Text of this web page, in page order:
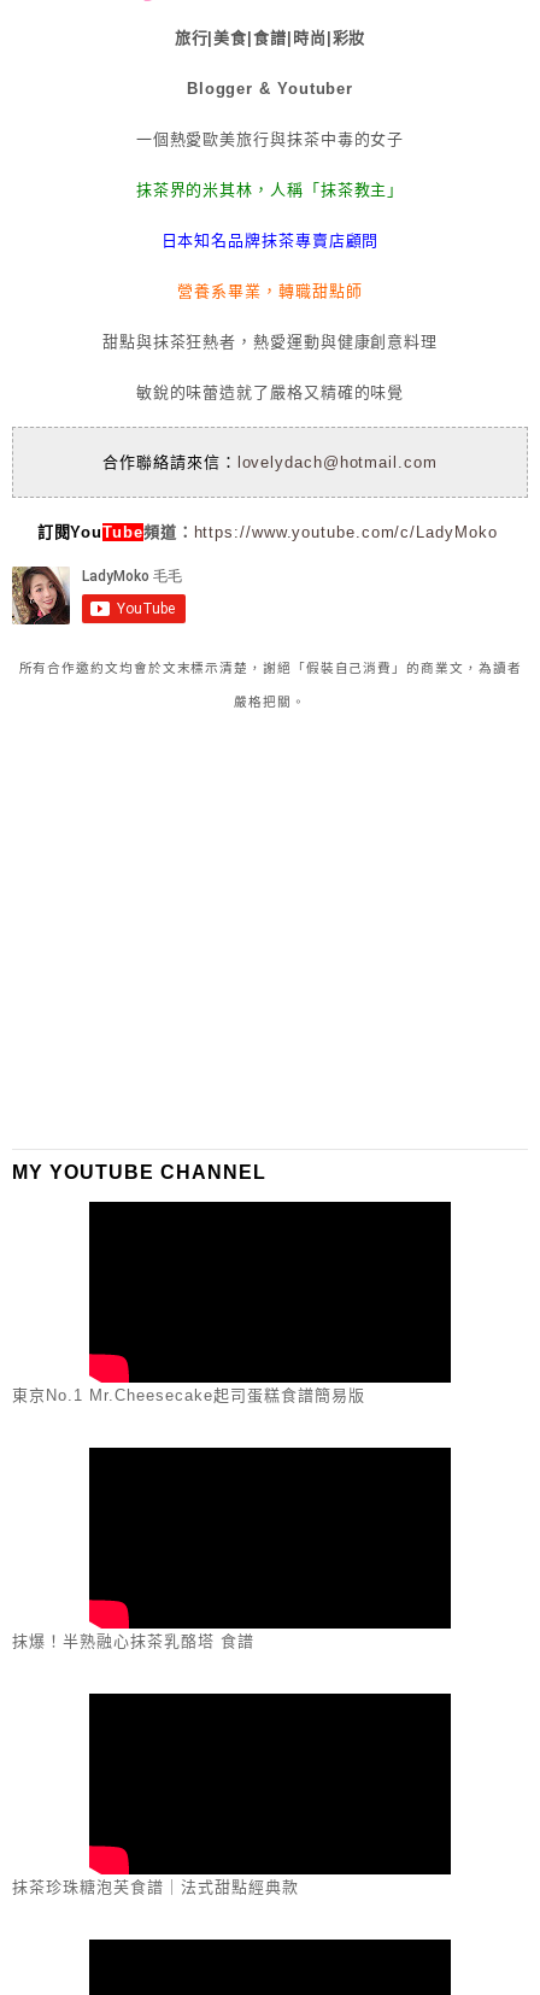
旅行|美食|食譜|時尚|彩妝
Blogger & Youtuber
一個熱愛歐美旅行與抹茶中毒的女子
抹茶界的米其林，人稱「抹茶教主」
日本知名品牌抹茶專賣店顧問
營養系畢業，轉職甜點師
甜點與抹茶狂熱者，熱愛運動與健康創意料理
敏銳的味蕾造就了嚴格又精確的味覺
合作聯絡請來信： lovelydach@hotmail.com
訂閱YouTube頻道： https://www.youtube.com/c/LadyMoko
所有合作邀約文均會於文末標示清楚，謝絕「假裝自己消費」的商業文，為讀者
嚴格把關。
MY YOUTUBE CHANNEL
東京No.1 Mr.Cheesecake起司蛋糕食譜簡易版
抹爆！半熟融心抹茶乳酪塔 食譜
抹茶珍珠糖泡芙食譜｜法式甜點經典款